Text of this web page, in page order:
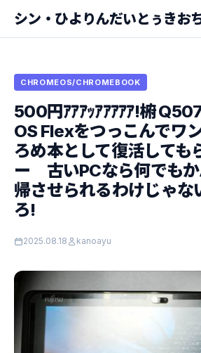
シン・ひよりんだいとぅきお
CHROMEOS/CHROMEBOOK
500円ｱｱｱｯｱｱｱｱｱ!椨
OS Flexをつっこんでワ
ろめ本として復活しても
ー 古いPCなら何でも
帰させられるわけじゃな
ろ!
2025.08.18 kanoayu